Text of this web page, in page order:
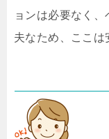
ョンは必要なく
夫なため、ここは